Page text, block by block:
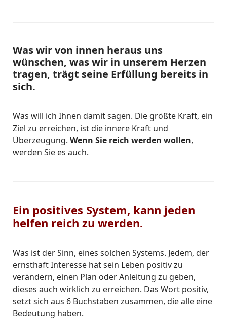
Was wir von innen heraus uns
wünschen, was wir in unserem Herzen
tragen, trägt seine Erfüllung bereits in
sich.
Was will ich Ihnen damit sagen. Die größte Kraft, ein
Ziel zu erreichen, ist die innere Kraft und
Überzeugung. Wenn Sie reich werden wollen,
werden Sie es auch.
Ein positives System, kann jeden
helfen reich zu werden.
Was ist der Sinn, eines solchen Systems. Jedem, der
ernsthaft Interesse hat sein Leben positiv zu
verändern, einen Plan oder Anleitung zu geben,
dieses auch wirklich zu erreichen. Das Wort positiv,
setzt sich aus 6 Buchstaben zusammen, die alle eine
Bedeutung haben.